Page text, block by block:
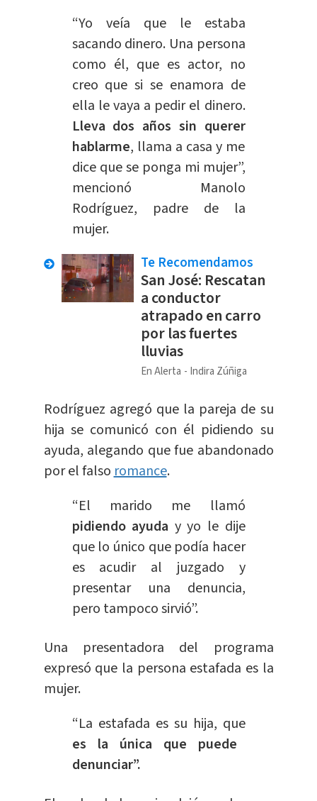
“Yo veía que le estaba
sacando dinero. Una persona
como él, que es actor, no
creo que si se enamora de
ella le vaya a pedir el dinero.
Lleva dos años sin querer
hablarme, llama a casa y me
dice que se ponga mi mujer”,
mencionó Manolo
Rodríguez, padre de la
mujer.
Te Recomendamos
San José: Rescatan
a conductor
atrapado en carro
por las fuertes
lluvias
En Alerta Indira Zúñiga
Rodríguez agregó que la pareja de su
hija se comunicó con él pidiendo su
ayuda, alegando que fue abandonado
por el falsoromance.
“El marido me llamó
pidiendo ayuda y yo le dije
que lo único que podía hacer
es acudir al juzgado y
presentar una denuncia,
pero tampoco sirvió”.
Una presentadora del programa
expresó que la persona estafada es la
mujer.
“La estafada es su hija, que
es la única que puede
denunciar”.